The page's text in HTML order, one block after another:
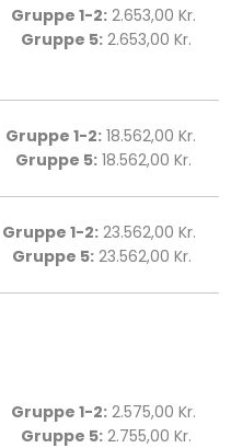
Gruppe 1-2:2.653,00 Kr.
Gruppe 5:2.653,00 Kr. ​​​
Gruppe 1-2:18.562,00 Kr.
Gruppe 5:18.562,00 Kr. ​​​
Gruppe 1-2:23.562,00 Kr.
Gruppe 5:23.562,00 Kr. ​​​
Gruppe 1-2:2.575,00 Kr.
Gruppe 5:2.755,00 Kr. ​​​